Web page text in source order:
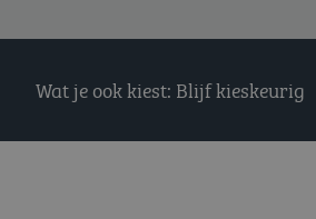
Wat je ook kiest: Blijf kieskeurig